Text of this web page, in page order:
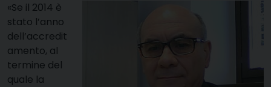
«Se il 2014 è
stato l’anno
dell’accredit
amento, al
termine del
quale la